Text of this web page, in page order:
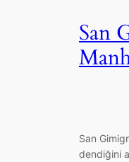
San
San
dendiğini